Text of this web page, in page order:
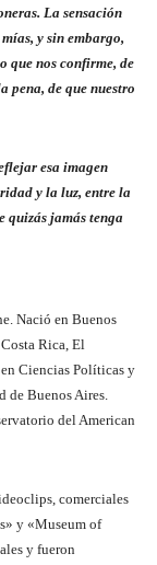
La sensación
y sin embargo,
que nos confirme, de
pena, de que nuestro
esa imagen
y la luz, entre la
quizás jamás tenga
Nació en Buenos
Rica, El
Ciencias Políticas y
de Buenos Aires.
del American
comerciales
y «Museum of
y fueron